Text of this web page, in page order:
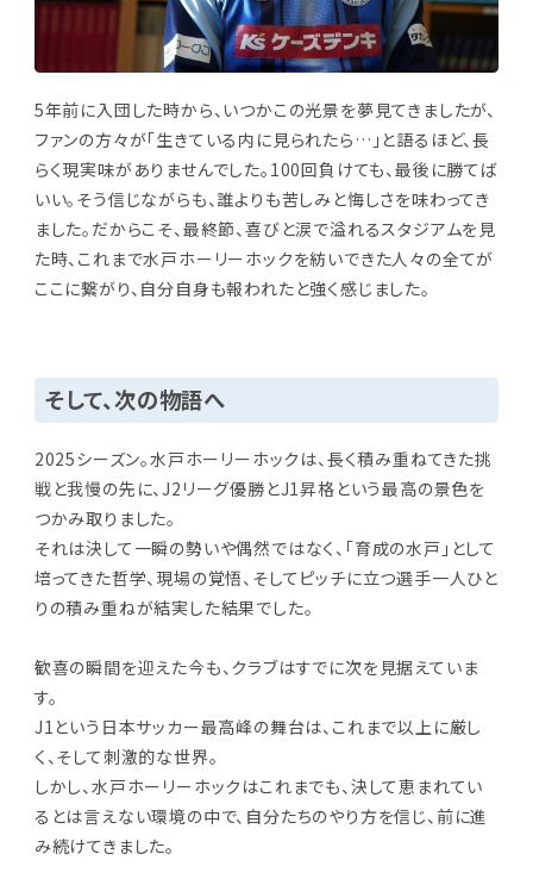
5年前に入団した時から、いつかこの光景を夢見てきましたが、
ファンの方々が「生きている内に見られたら…」と語るほど、長
らく現実味がありませんでした。100回負けても、最後に勝てば
いい。そう信じながらも、誰よりも苦しみと悔しさを味わってき
ました。だからこそ、最終節、喜びと涙で溢れるスタジアムを見
た時、これまで水戸ホーリーホックを紡いできた人々の全てが
ここに繋がり、自分自身も報われたと強く感じました。
そして、次の物語へ
2025シーズン。水戸ホーリーホックは、長く積み重ねてきた挑
戦と我慢の先に、J2リーグ優勝とJ1昇格という最高の景色を
つかみ取りました。
それは決して一瞬の勢いや偶然ではなく、「育成の水戸」として
培ってきた哲学、現場の覚悟、そしてピッチに立つ選手一人ひと
りの積み重ねが結実した結果でした。
歓喜の瞬間を迎えた今も、クラブはすでに次を見据えていま
す。
J1という日本サッカー最高峰の舞台は、これまで以上に厳し
く、そして刺激的な世界。
しかし、水戸ホーリーホックはこれまでも、決して恵まれてい
るとは言えない環境の中で、自分たちのやり方を信じ、前に進
み続けてきました。